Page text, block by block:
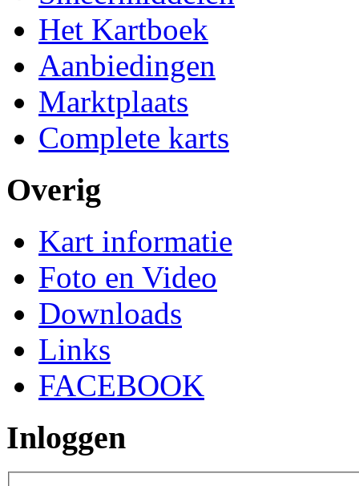
Het Kartboek
Aanbiedingen
Marktplaats
Complete karts
Overig
Kart informatie
Foto en Video
Downloads
Links
FACEBOOK
Inloggen